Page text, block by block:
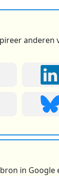
anderen
in